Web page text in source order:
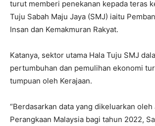
turut memberi penekanan kepada teras
Tuju Sabah Maju Jaya (SMJ) iaitu
Insan dan Kemakmuran Rakyat.
Katanya, sektor utama Hala Tuju SMJ
pertumbuhan dan pemulihan ekonomi
tumpuan oleh Kerajaan.
“Berdasarkan data yang dikeluarkan oleh
Perangkaan Malaysia bagi tahun 2022,